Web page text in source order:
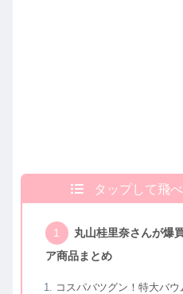
タップして飛
丸山桂里奈さんが爆
ア商品まとめ
コスパバツグン！特大バウ